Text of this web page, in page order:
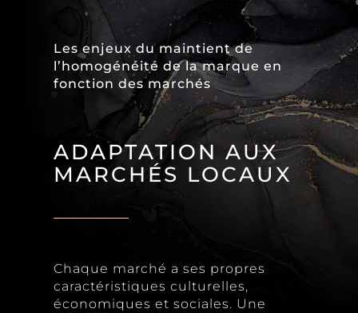
Les enjeux du maintient de
l’homogénéité de la marque en
fonction des marchés
ADAPTATION AUX
MARCHÉS LOCAUX
Chaque marché a ses propres
caractéristiques culturelles,
économiques et sociales. Une